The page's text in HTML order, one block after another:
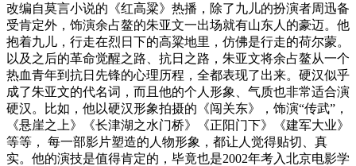
改编自莫言小说的《红高粱》热播，除了九儿的扮演者周迅备
受肯定外，饰演余占鳌的朱亚文一出场就有山东人的豪迈。他
抱着九儿，行走在烈日下的高粱地里，仿佛是行走的荷尔蒙。
以及之后的革命觉醒之路、抗日之路，朱亚文将余占鳌从一个
热血青年到抗日先锋的心理历程，全都表现了出来。硬汉似乎
成了朱亚文的代名词，而且他的个人形象、气质也非常适合演
硬汉。比如，他以硬汉形象拍摄的《闯关东》，饰演“传武”，
《悬崖之上》《长津湖之水门桥》《正阳门下》《建军大业》
等等， 每一部影片塑造的人物形象，都让人觉得贴切、真
实。他的演技是值得肯定的，毕竟也是2002年考入北京电影学